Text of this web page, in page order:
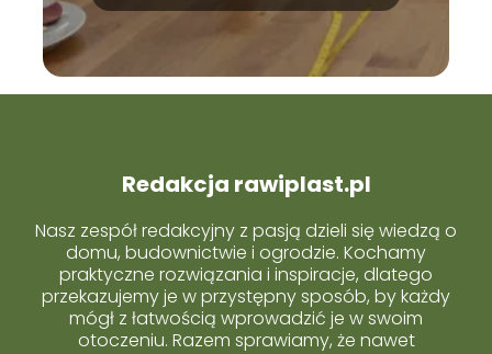
Redakcja rawiplast.pl
Nasz zespół redakcyjny z pasją dzieli się wiedzą o
domu, budownictwie i ogrodzie. Kochamy
praktyczne rozwiązania i inspiracje, dlatego
przekazujemy je w przystępny sposób, by każdy
mógł z łatwością wprowadzić je w swoim
otoczeniu. Razem sprawiamy, że nawet